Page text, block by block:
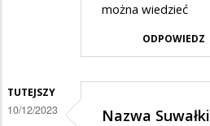
można wiedzieć
ODPOWIEDZ
TUTEJSZY
10/12/2023 Nazwa Suwałki